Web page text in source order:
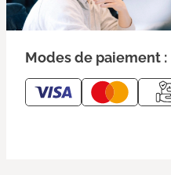
Modes de paiement :